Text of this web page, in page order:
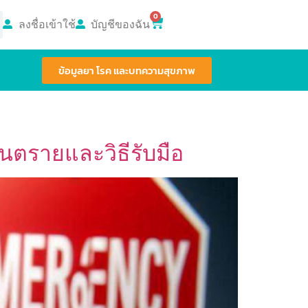
ลงชื่อเข้าใช้ บัญชีของฉัน 0
ข้อมูลยา โรค และบทความสุขภาพ
ตรายและวิธีรับมือ